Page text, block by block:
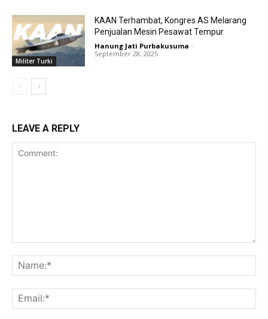
Militer Turki
KAAN Terhambat, Kongres AS Melarang
Penjualan Mesin Pesawat Tempur
Hanung Jati Purbakusuma -
September 28, 2025
LEAVE A REPLY